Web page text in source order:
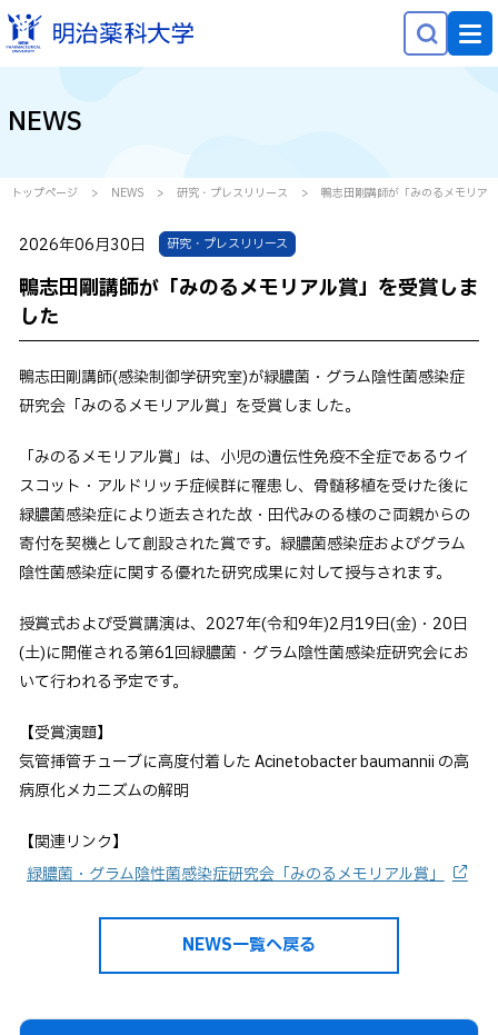
学部学科・大学院
受験生の方へ
在学生の方へ
保護者等の方へ
卒業生の方へ
企業・一般の方へ
維持員の方へ
イベント
NEWS
トップページ NEWS 研究・プレスリリース 鴨志田剛講師が「みのるメモリア
2026年06月30日 研究・プレスリリース
鴨志田剛講師が「みのるメモリアル賞」を受賞しま
した
鴨志田剛講師(感染制御学研究室)が緑膿菌・グラム陰性菌感染症
研究会「みのるメモリアル賞」を受賞しました。
「みのるメモリアル賞」は、小児の遺伝性免疫不全症であるウイ
スコット・アルドリッチ症候群に罹患し、骨髄移植を受けた後に
緑膿菌感染症により逝去された故・田代みのる様のご両親からの
寄付を契機として創設された賞です。緑膿菌感染症およびグラム
陰性菌感染症に関する優れた研究成果に対して授与されます。
授賞式および受賞講演は、2027年(令和9年)2月19日(金)・20日
(土)に開催される第61回緑膿菌・グラム陰性菌感染症研究会にお
いて行われる予定です。
【受賞演題】
気管挿管チューブに高度付着した Acinetobacter baumannii の高
病原化メカニズムの解明
【関連リンク】
緑膿菌・グラム陰性菌感染症研究会「みのるメモリアル賞」
NEWS一覧へ戻る